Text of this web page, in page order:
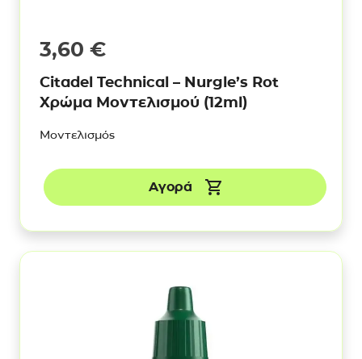
3,60 €
Citadel Technical – Nurgle’s Rot
Χρώμα Μοντελισμού (12ml)
Μοντελισμός
Αγορά